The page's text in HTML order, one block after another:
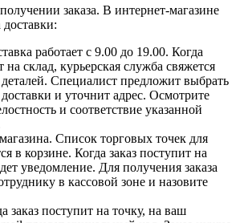
заказа. В интернет-магазине
работает с 9.00 до 19.00. Когда
на склад, курьерская служба свяжется
Специалист предложит выбрать
и уточнит адрес. Осмотрите
и соответствие указанной
Список торговых точек для
в корзине. Когда заказ поступит на
уведомление. Для получения заказа
в кассовой зоне и назовите
заказ поступит на точку, на ваш